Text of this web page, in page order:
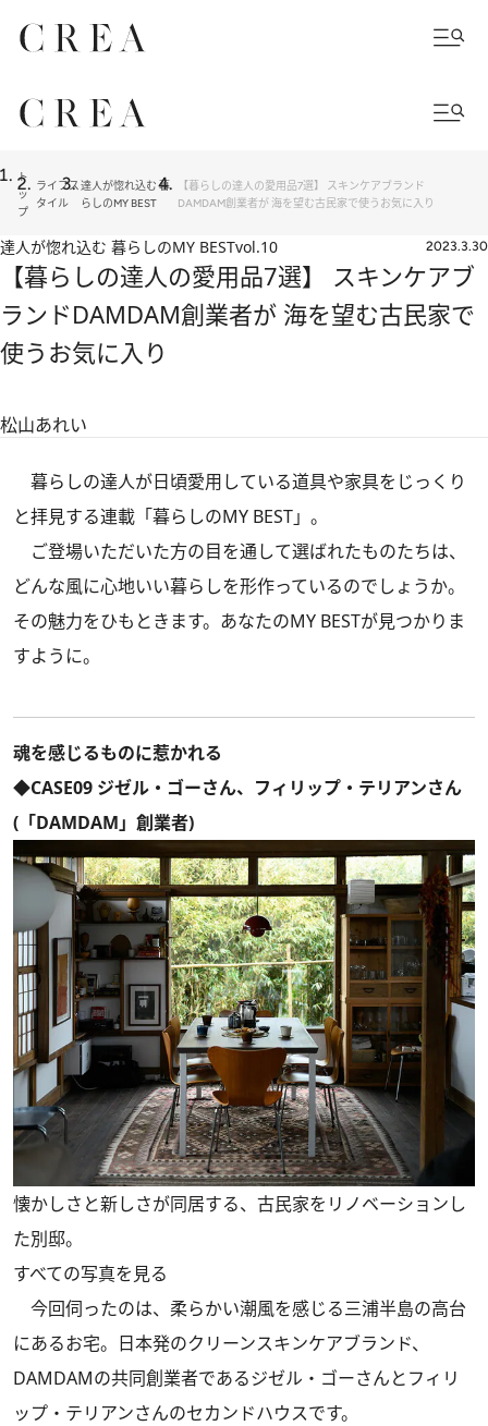
ト
ッ
プ
ライフス
タイル
達人が惚れ込む 暮
らしのMY BEST
【暮らしの達人の愛用品7選】 スキンケアブランド
DAMDAM創業者が 海を望む古民家で使うお気に入り
達人が惚れ込む 暮らしのMY BESTvol.10 2023.3.30
【暮らしの達人の愛用品7選】 スキンケアブ
ランドDAMDAM創業者が 海を望む古民家で
使うお気に入り
松山あれい
暮らしの達人が日頃愛用している道具や家具をじっくり
と拝見する連載「暮らしのMY BEST」。
ご登場いただいた方の目を通して選ばれたものたちは、
どんな風に心地いい暮らしを形作っているのでしょうか。
その魅力をひもときます。あなたのMY BESTが見つかりま
すように。
魂を感じるものに惹かれる
◆CASE09 ジゼル・ゴーさん、フィリップ・テリアンさん
(「DAMDAM」創業者)
懐かしさと新しさが同居する、古民家をリノベーションし
た別邸。
すべての写真を見る
今回伺ったのは、柔らかい潮風を感じる三浦半島の高台
にあるお宅。日本発のクリーンスキンケアブランド、
DAMDAMの共同創業者であるジゼル・ゴーさんとフィリ
ップ・テリアンさんのセカンドハウスです。